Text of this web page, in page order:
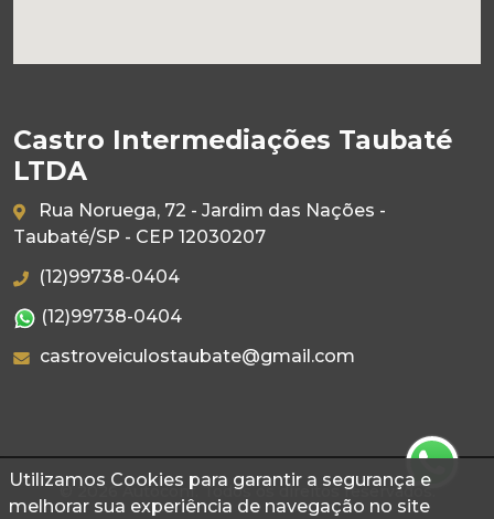
Utilizamos Cookies para garantir a segurança e
melhorar sua experiência de navegação no site
Castro Intermediações Taubaté
LTDA
Rua Noruega, 72 - Jardim das Nações -
Taubaté/SP - CEP 12030207
(12)99738-0404
(12)99738-0404
castroveiculostaubate@gmail.com
© 2026 Autoconf. Todos os direitos reservados.